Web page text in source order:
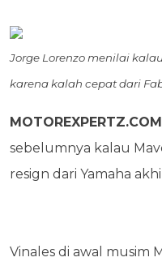
Jorge Lorenzo menilai
karena kalah cepat dari
MOTOREXPERTZ.COM
sebelumnya kalau
resign dari Yamaha
Vinales di awal musim